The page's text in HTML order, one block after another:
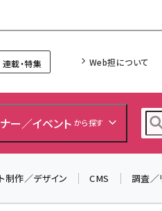
連載・特集 Web担について
ー／イベント から探す
制作／デザイン CMS 調査／